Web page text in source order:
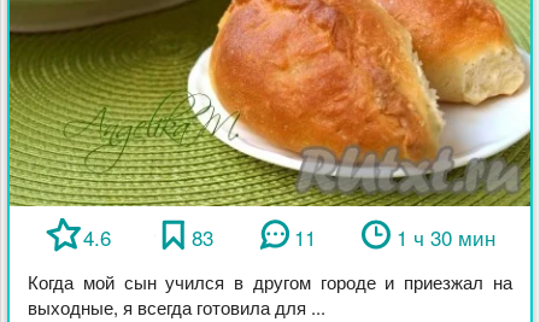
4.6 83 11 1 ч 30 мин
Когда мой сын учился в другом городе и приезжал на
выходные, я всегда готовила для ...